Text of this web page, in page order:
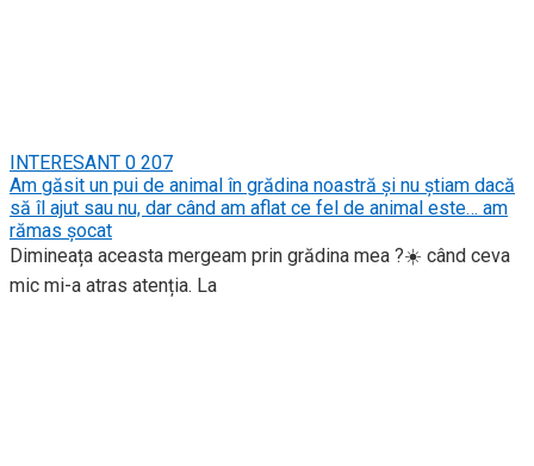
INTERESANT 0 207
Am găsit un pui de animal în grădina noastră și nu știam dacă
să îl ajut sau nu, dar când am aflat ce fel de animal este… am
rămas șocat
Dimineața aceasta mergeam prin grădina mea ?☀️ când ceva
mic mi-a atras atenția. La